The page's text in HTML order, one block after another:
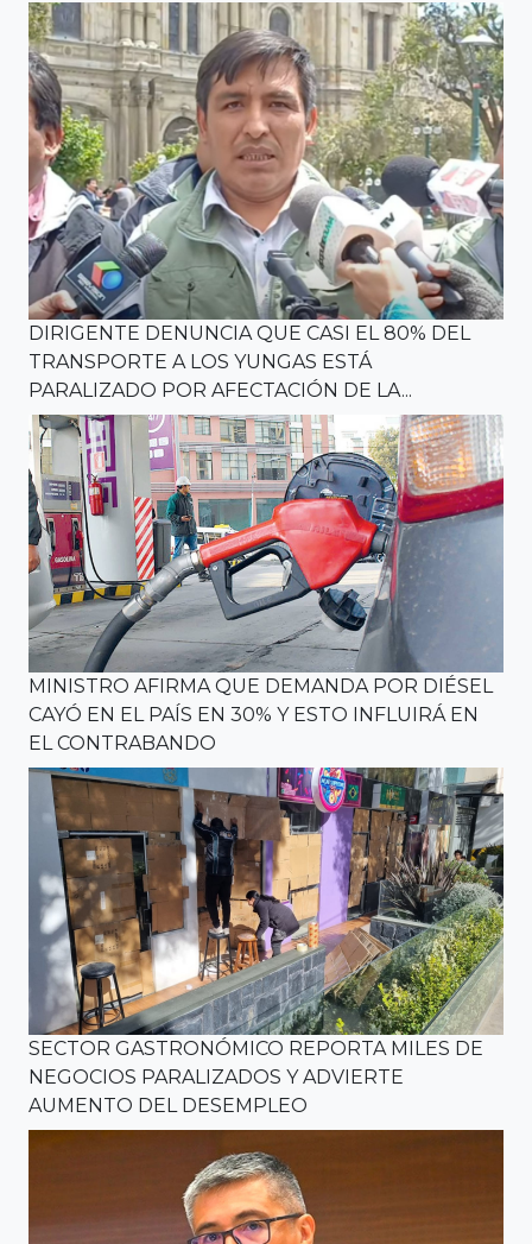
DIRIGENTE DENUNCIA QUE CASI EL 80% DEL
TRANSPORTE A LOS YUNGAS ESTÁ
PARALIZADO POR AFECTACIÓN DE LA...
MINISTRO AFIRMA QUE DEMANDA POR DIÉSEL
CAYÓ EN EL PAÍS EN 30% Y ESTO INFLUIRÁ EN
EL CONTRABANDO
SECTOR GASTRONÓMICO REPORTA MILES DE
NEGOCIOS PARALIZADOS Y ADVIERTE
AUMENTO DEL DESEMPLEO